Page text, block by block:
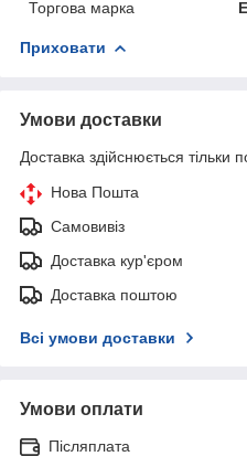
Торгова марка
Приховати
Умови доставки
Доставка здійснюється тільки
Нова Пошта
Самовивіз
Доставка кур'єром
Доставка поштою
Всі умови доставки
Умови оплати
Післяплата